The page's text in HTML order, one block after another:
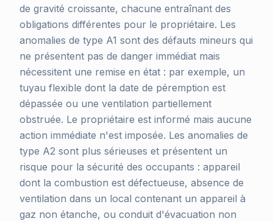
de gravité croissante, chacune entraînant des
obligations différentes pour le propriétaire. Les
anomalies de type A1 sont des défauts mineurs qui
ne présentent pas de danger immédiat mais
nécessitent une remise en état : par exemple, un
tuyau flexible dont la date de péremption est
dépassée ou une ventilation partiellement
obstruée. Le propriétaire est informé mais aucune
action immédiate n'est imposée. Les anomalies de
type A2 sont plus sérieuses et présentent un
risque pour la sécurité des occupants : appareil
dont la combustion est défectueuse, absence de
ventilation dans un local contenant un appareil à
gaz non étanche, ou conduit d'évacuation non